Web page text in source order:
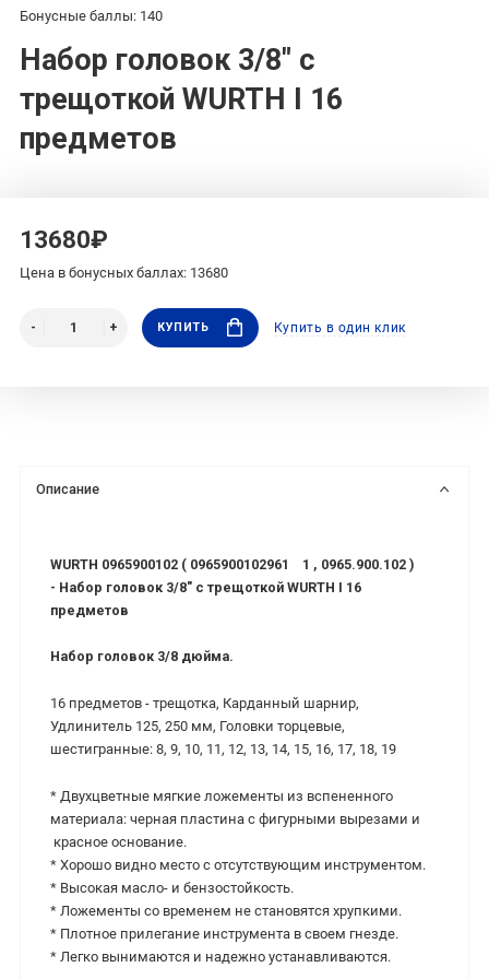
Бонусные баллы: 140
Набор головок 3/8" с
трещоткой WURTH I 16
предметов
13680₽
Цена в бонусных баллах: 13680
КУПИТЬ Купить в один клик
Описание
WURTH 0965900102 ( 0965900102961 1 , 0965.900.102 )
- Набор головок 3/8" с трещоткой WURTH I 16
предметов
Набор головок 3/8 дюйма.
16 предметов - трещотка, Карданный шарнир,
Удлинитель 125, 250 мм, Головки торцевые,
шестигранные: 8, 9, 10, 11, 12, 13, 14, 15, 16, 17, 18, 19
* Двухцветные мягкие ложементы из вспененного
материала: черная пластина с фигурными вырезами и
красное основание.
* Хорошо видно место с отсутствующим инструментом.
* Высокая масло- и бензостойкость.
* Ложементы со временем не становятся хрупкими.
* Плотное прилегание инструмента в своем гнезде.
* Легко вынимаются и надежно устанавливаются.